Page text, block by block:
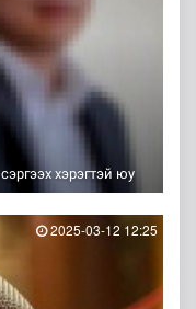
хэрэгтэй юу
2025-03-12 12:25